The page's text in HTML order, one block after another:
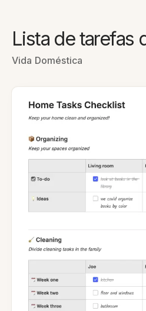
Lista de tarefas
Vida Doméstica